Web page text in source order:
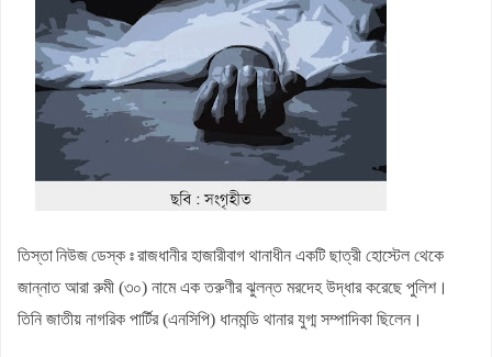
জলঢাকায় স্কুলছাত্রীর রহস্যজনক মৃত্যু
নবম পে স্কেল সরকারি কর্মকর্তা-কর্মচারীদের সুখবর দিলেন অর্থমন্ত্রী
কাজিদের আয় ১৪৪০ কোটি, সরকারের কোষাগারে নেই ১ শতাংশও
শাপলা চত্বর ‘গণহত্যা’ মামলায় লতিফ সিদ্দিকী গ্রেপ্তার
রাষ্ট্রপতি নির্বাচনে জামায়াত প্রার্থী দেবে কিনা, জানা গেল
ইউএনওকে অবরুদ্ধ
তিস্তা নিউজ ডেস্ক ঃরাজধানীর হাজারীবাগ থানাধীন একটি ছাত্রী হোস্টেল থেকে
জান্নাত আরা রুমী (৩০) নামে এক তরুণীর ঝুলন্ত মরদেহ উদ্ধার করেছে পুলিশ।
তিনি জাতীয় নাগরিক পার্টির (এনসিপি) ধানমন্ডি থানার যুগ্ম সম্পাদিকা ছিলেন।